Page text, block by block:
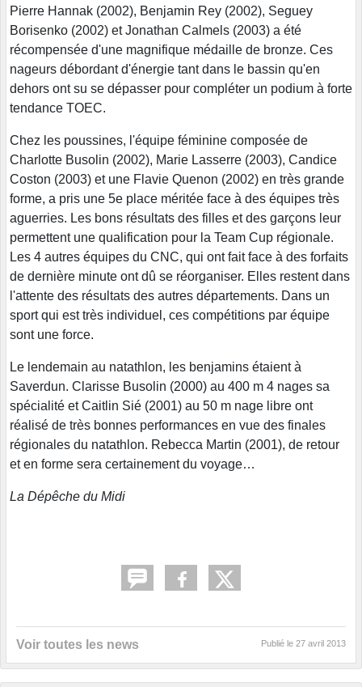
Pierre Hannak (2002), Benjamin Rey (2002), Seguey
Borisenko (2002) et Jonathan Calmels (2003) a été
récompensée d'une magnifique médaille de bronze. Ces
nageurs débordant d'énergie tant dans le bassin qu'en
dehors ont su se dépasser pour compléter un podium à forte
tendance TOEC.
Chez les poussines, l'équipe féminine composée de
Charlotte Busolin (2002), Marie Lasserre (2003), Candice
Coston (2003) et une Flavie Quenon (2002) en très grande
forme, a pris une 5e place méritée face à des équipes très
aguerries. Les bons résultats des filles et des garçons leur
permettent une qualification pour la Team Cup régionale.
Les 4 autres équipes du CNC, qui ont fait face à des forfaits
de dernière minute ont dû se réorganiser. Elles restent dans
l'attente des résultats des autres départements. Dans un
sport qui est très individuel, ces compétitions par équipe
sont une force.
Le lendemain au natathlon, les benjamins étaient à
Saverdun. Clarisse Busolin (2000) au 400 m 4 nages sa
spécialité et Caitlin Sié (2001) au 50 m nage libre ont
réalisé de très bonnes performances en vue des finales
régionales du natathlon. Rebecca Martin (2001), de retour
et en forme sera certainement du voyage…
La Dépêche du Midi
Voir toutes les news Publié le 27 avril 2013